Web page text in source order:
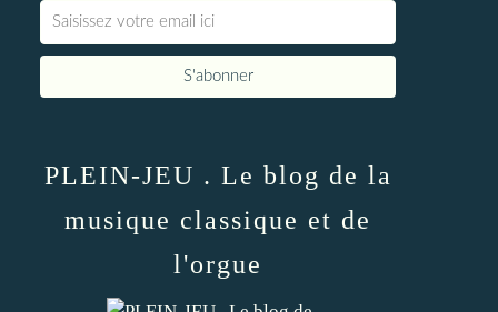
PLEIN-JEU . Le blog de la
musique classique et de
l'orgue